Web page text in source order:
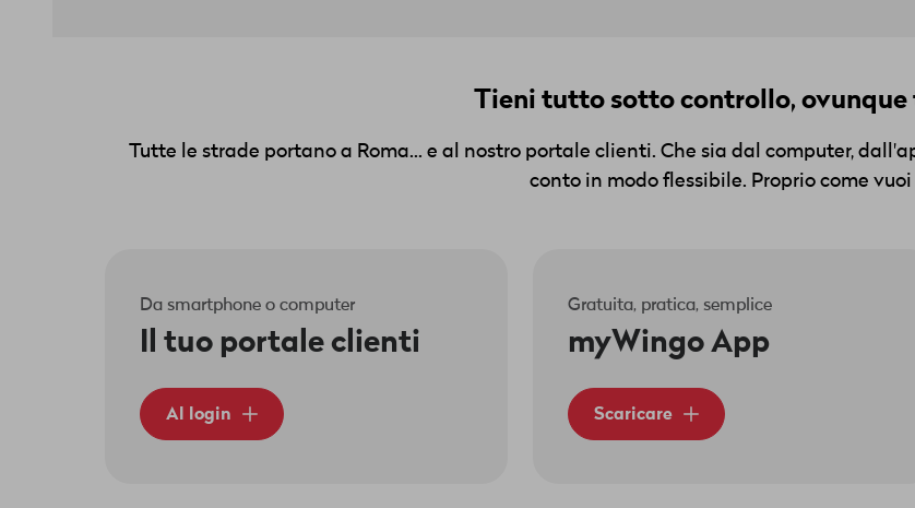
Tieni tutto sotto controllo,
Tutte le strade portano a Roma... e al nostro portale clienti. Che sia dal computer,
conto in modo flessibile. Proprio come vuoi
Da smartphone o computer
Il tuo portale clienti
Al login
Gratuita, pratica, semplice
myWingo App
Scaricare